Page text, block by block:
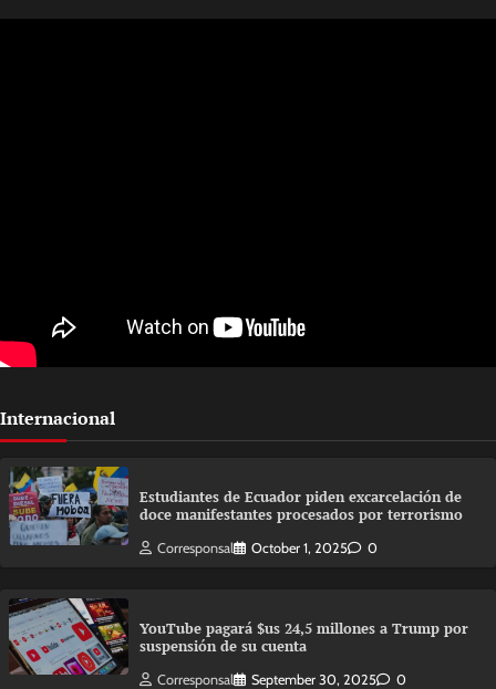
Internacional
Estudiantes de Ecuador piden excarcelación de
doce manifestantes procesados por terrorismo
Corresponsal October 1, 2025 0
YouTube pagará $us 24,5 millones a Trump por
suspensión de su cuenta
Corresponsal September 30, 2025 0